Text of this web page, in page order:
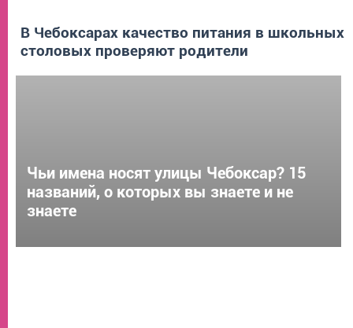
В Чебоксарах качество питания в школьных
столовых проверяют родители
Чьи имена носят улицы Чебоксар? 15
названий, о которых вы знаете и не
знаете